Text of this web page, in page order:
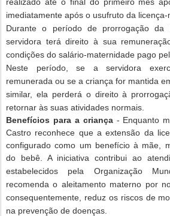
imediatamente após o usufruto da licença-
Durante o período de prorrogação da
servidora terá direito à sua
condições do salário-maternidade pago
Neste período, se a servidora
remunerada ou se a criança for mantida
similar, ela perderá o direito à
retornar às suas atividades normais.
Benefícios para a criança- Enquanto
Castro reconhece que a extensão da
configurado como um benefício à mãe,
do bebê. A iniciativa contribui ao
estabelecidos pela Organização
recomenda o aleitamento materno por
consequentemente, reduz os riscos de
na prevenção de doenças.